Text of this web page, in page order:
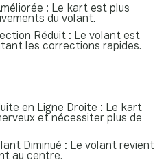
: Le kart est plus
du volant.
Réduit : Le volant est
les corrections rapides.
en Ligne Droite : Le kart
et nécessiter plus de
Diminué : Le volant revient
au centre.